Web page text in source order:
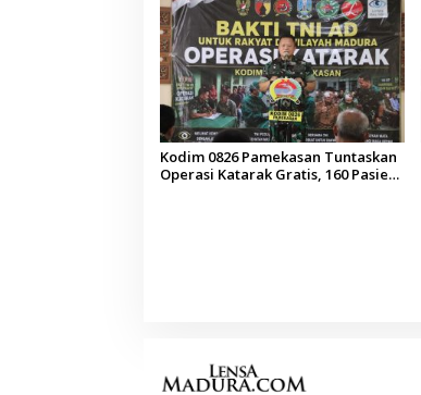
Kodim 0826 Pamekasan Tuntaskan
Operasi Katarak Gratis, 160 Pasien